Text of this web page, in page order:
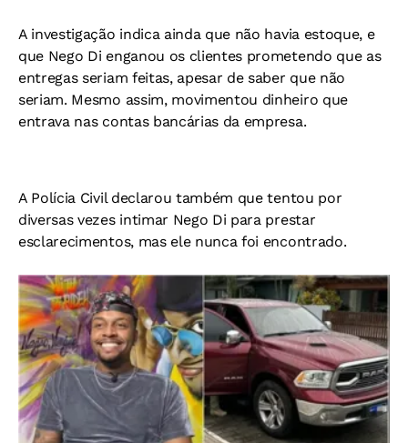
A investigação indica ainda que não havia estoque, e
que Nego Di enganou os clientes prometendo que as
entregas seriam feitas, apesar de saber que não
seriam. Mesmo assim, movimentou dinheiro que
entrava nas contas bancárias da empresa.
A Polícia Civil declarou também que tentou por
diversas vezes intimar Nego Di para prestar
esclarecimentos, mas ele nunca foi encontrado.